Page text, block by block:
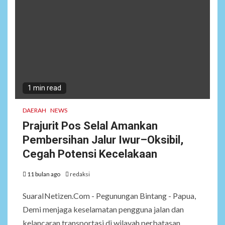
1 min read
DAERAH NEWS
Prajurit Pos Selal Amankan
Pembersihan Jalur Iwur–Oksibil,
Cegah Potensi Kecelakaan
11 bulan ago redaksi
SuaraINetizen.Com - Pegunungan Bintang - Papua,
Demi menjaga keselamatan pengguna jalan dan
kelancaran transportasi di wilayah perbatasan,